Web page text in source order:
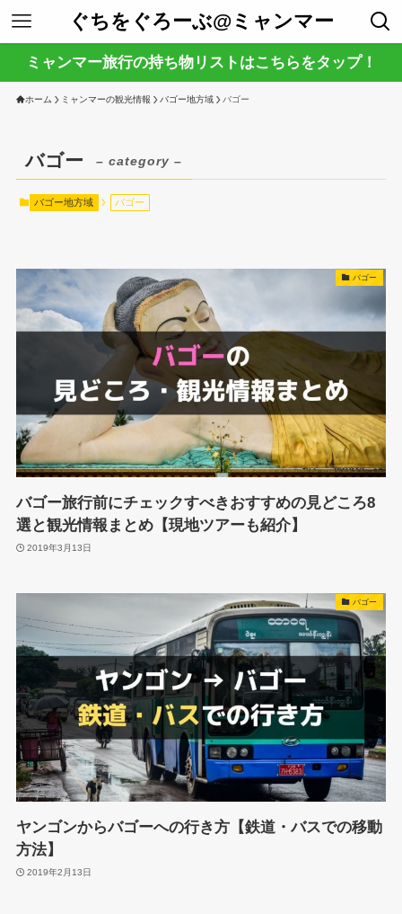
ぐちをぐろーぶ@ミャンマー
ミャンマー旅行の持ち物リストはこちらをタップ！
ホーム ミャンマーの観光情報 バゴー地方域 バゴー
バゴー – category –
バゴー地方域 バゴー
バゴー
バゴー旅行前にチェックすべきおすすめの見どころ8
選と観光情報まとめ【現地ツアーも紹介】
2019年3月13日
バゴー
ヤンゴンからバゴーへの行き方【鉄道・バスでの移動
方法】
2019年2月13日